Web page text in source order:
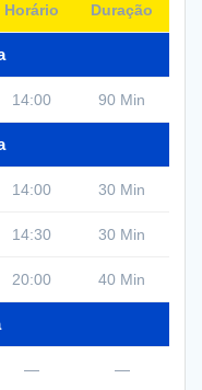
Horário Duração
14:00 90 Min
14:00 30 Min
14:30 30 Min
20:00 40 Min
— —